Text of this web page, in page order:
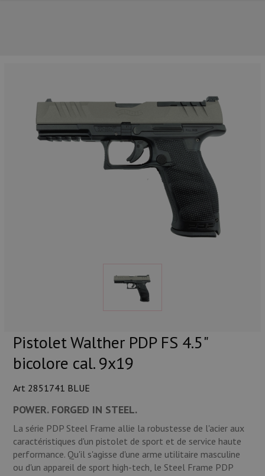
Pistolet Walther PDP FS 4.5"
bicolore cal. 9x19
Art 2851741 BLUE
POWER. FORGED IN STEEL.
La série PDP Steel Frame allie la robustesse de l'acier aux
caractéristiques d'un pistolet de sport et de service haute
performance. Qu'il s'agisse d'une arme utilitaire masculine
ou d'un appareil de sport high-tech, le Steel Frame PDP
NOS PRINCIPALES MARQUES